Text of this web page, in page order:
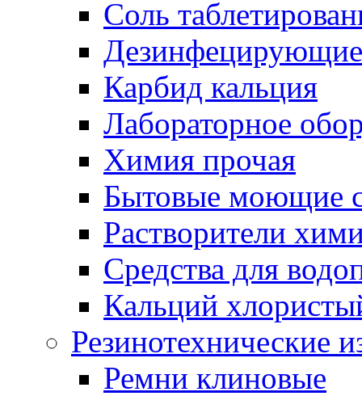
Соль
Дезинфецирующие
Карбид кальция
Лабораторное
Химия прочая
Бытовые моющие
Растворители
Средства для
Кальций
Резинотехнические
Ремни клиновые